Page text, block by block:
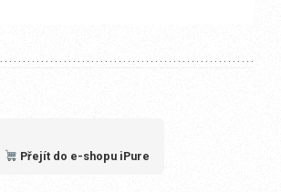
Přejít do e-shopu iPure